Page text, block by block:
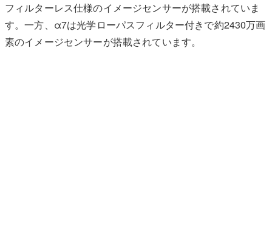
フィルターレス仕様のイメージセンサーが搭載されていま
す。一方、α7は光学ローパスフィルター付きで約2430万画
素のイメージセンサーが搭載されています。